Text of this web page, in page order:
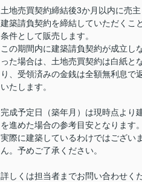
土地売買契約締結後3か月以内に売
建築請負契約を締結していただくこ
条件として販売します。
この期間内に建築請負契約が成立し
った場合は、土地売買契約は白紙と
り、受領済みの金銭は全額無利息で
いたします。
完成予定日（築年月）は現時点より
を進めた場合の参考目安となります
実際に建築しているわけではござい
ん。予めご了承ください。
詳しくは担当者までお問い合わせく